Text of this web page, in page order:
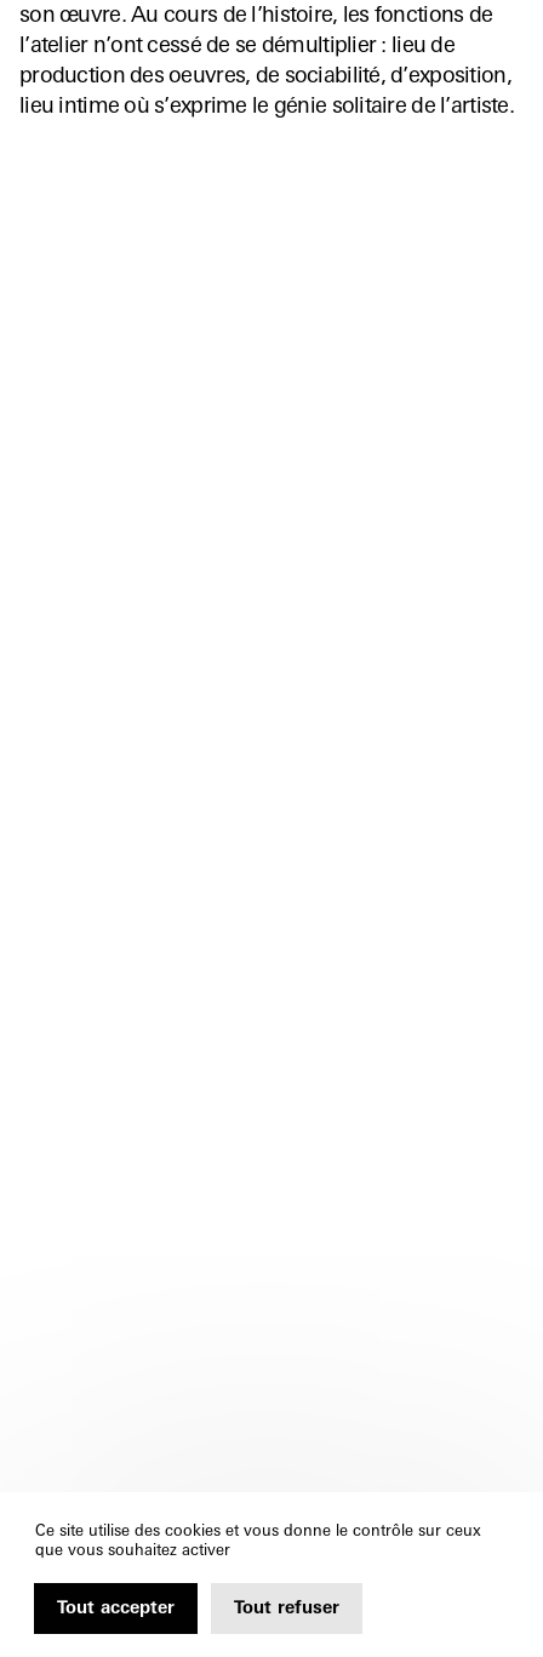
son œuvre. Au cours de l’histoire, les fonctions de
l’atelier n’ont cessé de se démultiplier : lieu de
production des oeuvres, de sociabilité, d’exposition,
lieu intime où s’exprime le génie solitaire de l’artiste.
Ce site utilise des cookies et vous donne le contrôle sur ceux
que vous souhaitez activer
Tout accepter Tout refuser